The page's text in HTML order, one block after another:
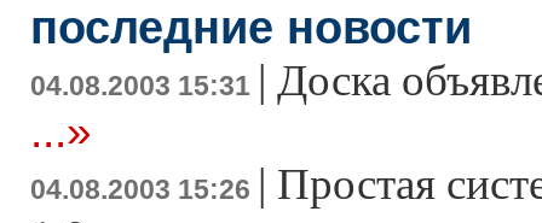
последние новости
04.08.2003 15:31 | Доска
...»
04.08.2003 15:26 | Простая